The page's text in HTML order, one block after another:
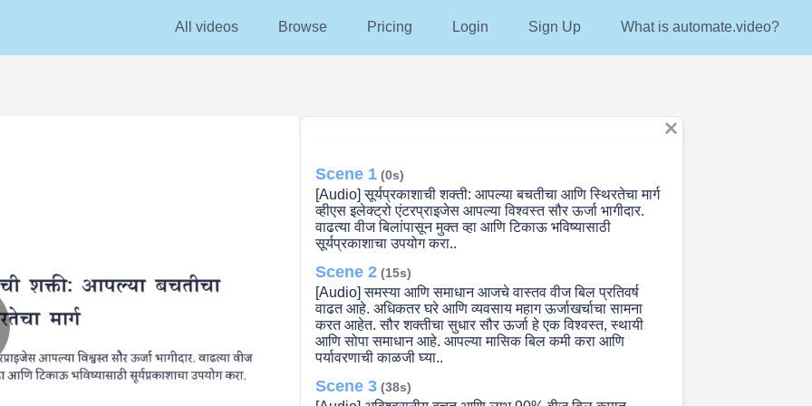
All videos Browse Pricing Login Sign Up What is automate.video?
Scene 1 (0s)
[Audio] सूर्यप्रकाशाची शक्ती: आपल्या बचतीचा आणि स्थिरतेचा मार्ग
व्हीएस इलेक्ट्रो एंटरप्राइजेस आपल्या विश्वस्त सौर ऊर्जा भागीदार.
वाढत्या वीज बिलांपासून मुक्त व्हा आणि टिकाऊ भविष्यासाठी
सूर्यप्रकाशाचा उपयोग करा..
Scene 2 (15s)
[Audio] समस्या आणि समाधान आजचे वास्तव वीज बिल प्रतिवर्ष
वाढत आहे. अधिकतर घरे आणि व्यवसाय महाग ऊर्जाखर्चाचा सामना
करत आहेत. सौर शक्तीचा सुधार सौर ऊर्जा हे एक विश्वस्त, स्थायी
आणि सोपा समाधान आहे. आपल्या मासिक बिल कमी करा आणि
पर्यावरणाची काळजी घ्या..
Scene 3 (38s)